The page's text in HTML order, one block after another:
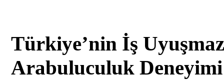
Türkiye’nin İş
Arabuluculuk Deneyimi